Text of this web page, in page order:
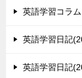
英語学習コラ
英語学習日記
英語学習日記